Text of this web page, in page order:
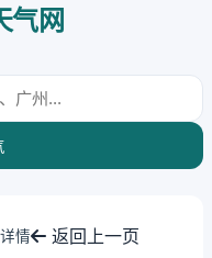
气网
情 返回上一页